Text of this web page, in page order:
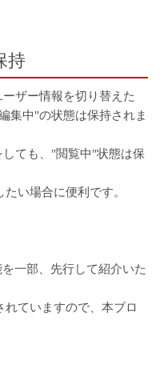
持
ザー情報を切り替えた
集中"の状態は保持されま
ても、"閲覧中"状態は保
い場合に便利です。
一部、先行して紹介いた
ていますので、本ブロ